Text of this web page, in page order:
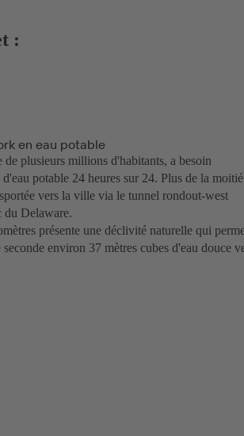
:
en eau potable
plusieurs millions d'habitants, a besoin
potable 24 heures sur 24. Plus de la moitié
vers la ville via le tunnel rondout-west
du Delaware.
présente une déclivité naturelle qui
environ 37 mètres cubes d'eau douce